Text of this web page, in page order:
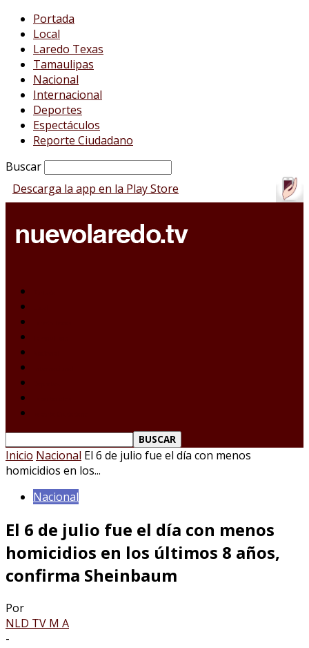
Portada
Local
Laredo Texas
Tamaulipas
Nacional
Internacional
Deportes
Espectáculos
Reporte Ciudadano
Buscar
Descarga la app en la Play Store
Inicio Nacional El 6 de julio fue el día con menos
homicidios en los...
Nacional
El 6 de julio fue el día con menos
homicidios en los últimos 8 años,
confirma Sheinbaum
Por
NLD TV M A
-